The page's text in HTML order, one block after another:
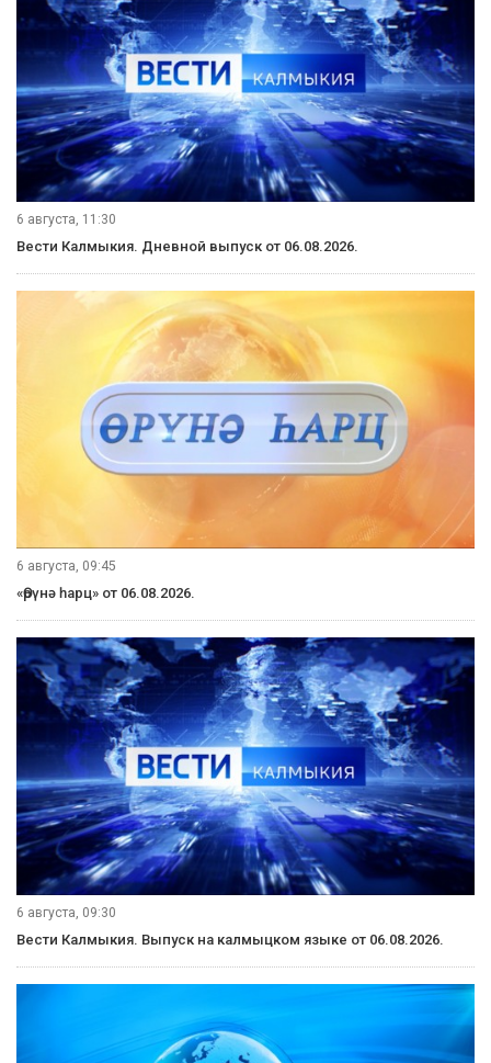
6 августа, 11:30
Вести Калмыкия. Дневной выпуск от 06.08.2026.
6 августа, 09:45
«Өрүнә һарц» от 06.08.2026.
6 августа, 09:30
Вести Калмыкия. Выпуск на калмыцком языке от 06.08.2026.